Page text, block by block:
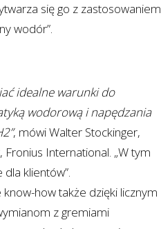
się go z zastosowaniem
wodór”.
idealne warunki do
wodorową i napędzania
, mówi Walter Stockinger,
International. „W tym
klientów”.
how także dzięki licznym
z gremiami